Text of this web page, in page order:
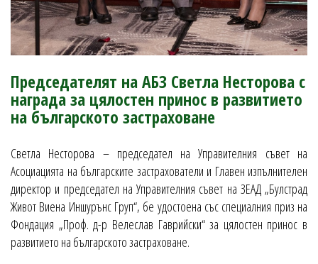
Председателят на АБЗ Светла Несторова с
награда за цялостен принос в развитието
на българското застраховане
Светла Несторова – председател на Управителния съвет на
Асоциацията на българските застрахователи и Главен изпълнителен
директор и председател на Управителния съвет на ЗЕАД „Булстрад
Живот Виена Иншурънс Груп“, бе удостоена със специалния приз на
Фондация „Проф. д-р Велеслав Гаврийски“ за цялостен принос в
развитието на българското застраховане.